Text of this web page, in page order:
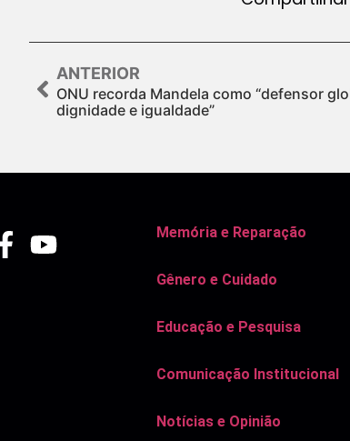
ANTERIOR
ONU recorda Mandela como “defensor
dignidade e igualdade”
Memória e Reparação
Gênero e Cuidado
Educação e Pesquisa
Comunicação Institucional
Notícias e Opinião